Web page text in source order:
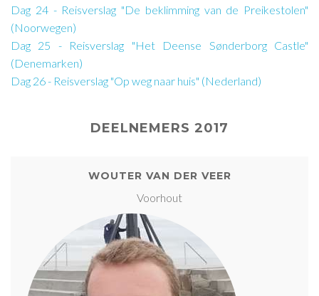
Dag 24 - Reisverslag "De beklimming van de Preikestolen"
(Noorwegen)
Dag 25 - Reisverslag "Het Deense Sønderborg Castle"
(Denemarken)
Dag 26 - Reisverslag "Op weg naar huis" (Nederland)
DEELNEMERS 2017
WOUTER VAN DER VEER
Voorhout